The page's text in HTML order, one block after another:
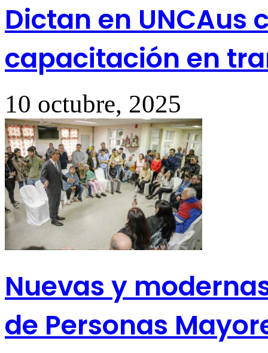
Dictan en UNCAus
capacitación en
10 octubre, 2025
Nuevas y
de Personas